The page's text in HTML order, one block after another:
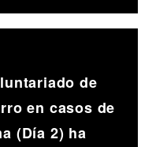
de
en casos de
(Día 2) ha